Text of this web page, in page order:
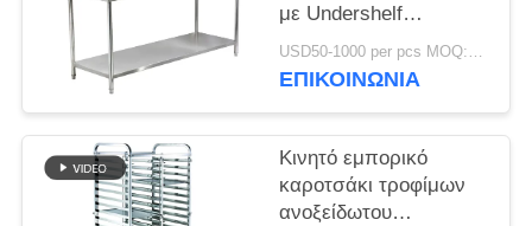
με Undershelf
Backsplash Rustproof USD50-1000 per pcs MOQ:1pcs
ΕΠΙΚΟΙΝΩΝΊΑ
Κινητό εμπορικό
καροτσάκι τροφίμων
ανοξείδωτου